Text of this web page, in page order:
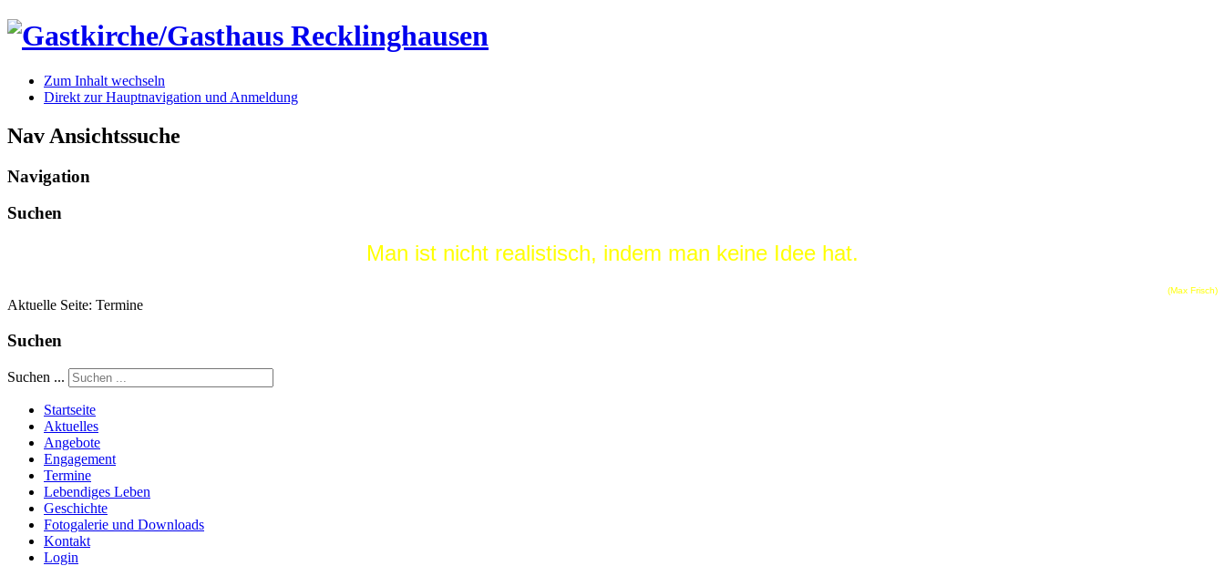
Zum Inhalt wechseln
Direkt zur Hauptnavigation und Anmeldung
Nav Ansichtssuche
Navigation
Suchen
Man ist nicht realistisch, indem man keine Idee hat.
(Max Frisch)
Aktuelle Seite: Termine
Suchen
Suchen ...
Startseite
Aktuelles
Angebote
Engagement
Termine
Lebendiges Leben
Geschichte
Fotogalerie und Downloads
Kontakt
Login